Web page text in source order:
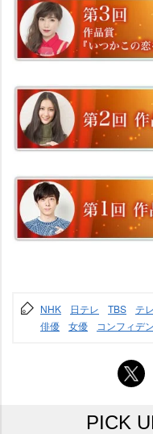
NHK 日テレ TBS テ
俳優
女優 コンフィデ
PICK